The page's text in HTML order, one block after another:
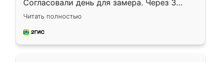
Согласовали день для замера. Через 3
недели кухня была уже готова. Остались
довольны работой. Спасибо Ренессанс
мебель за качественную работу!
Читать полностью